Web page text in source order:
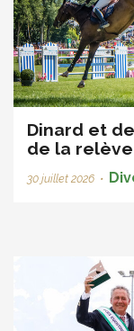
Dinard et
de la relève
30 juillet 2026 •